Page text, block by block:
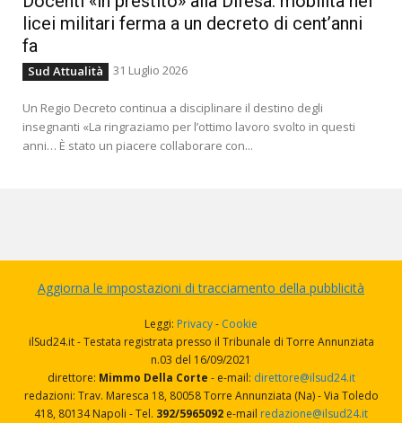
licei militari ferma a un decreto di cent’anni
fa
Sud Attualità 31 Luglio 2026
Un Regio Decreto continua a disciplinare il destino degli
insegnanti «La ringraziamo per l’ottimo lavoro svolto in questi
anni… È stato un piacere collaborare con...
Aggiorna le impostazioni di tracciamento della pubblicità
Leggi: Privacy- Cookie
ilSud24.it - Testata registrata presso il Tribunale di Torre Annunziata
n.03 del 16/09/2021
direttore: Mimmo Della Corte - e-mail: direttore@ilsud24.it
redazioni: Trav. Maresca 18, 80058 Torre Annunziata (Na) - Via Toledo
418, 80134 Napoli - Tel. 392/5965092 e-mail redazione@ilsud24.it